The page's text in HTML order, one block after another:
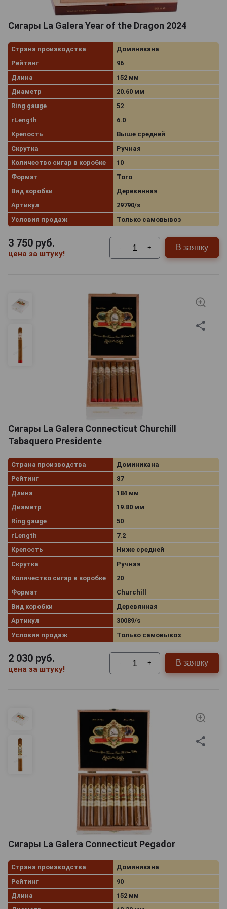
могут узнать больше о процессе создания сигар, а
также о видах табака и способах его использования.
Сигары La Galera Year of the Dragon 2024
Страна производства
Доминикана
Рейтинг
96
Длина
152 мм
Диаметр
20.60 мм
Ring gauge
52
rLength
6.0
Крепость
Выше средней
Скрутка
Ручная
Количество сигар в коробке
10
Формат
Toro
Вид коробки
Деревянная
Артикул
29790/s
Условия продаж
Только самовывоз
3 750 руб.
цена за штуку!
- + В заявку
Сигары La Galera Connecticut Churchill
Tabaquero Presidente
Страна производства
Доминикана
Рейтинг
87
Длина
184 мм
Диаметр
19.80 мм
Ring gauge
50
rLength
7.2
Крепость
Ниже средней
Скрутка
Ручная
Количество сигар в коробке
20
Формат
Churchill
Вид коробки
Деревянная
Артикул
30089/s
Условия продаж
Только самовывоз
2 030 руб.
цена за штуку!
- + В заявку
Сигары La Galera Connecticut Pegador
Страна производства
Доминикана
Рейтинг
90
Длина
152 мм